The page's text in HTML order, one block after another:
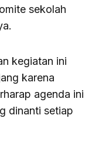
sekolah
kegiatan ini
karena
agenda ini
dinanti setiap